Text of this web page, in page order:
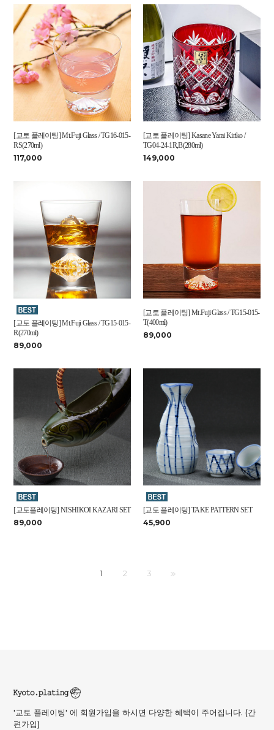
[교토 플레이팅] Mt.Fuji Glass / TG16-015-
RS(270ml)
117,000
[교토 플레이팅] Kasane Yarai Kiriko /
TG04-24-1R,B(280ml)
149,000
[교토 플레이팅] Mt.Fuji Glass / TG15-015-
R(270ml)
89,000
[교토 플레이팅] Mt.Fuji Glass / TG15-015-
T(400ml)
89,000
[교토플레이팅] NISHIKOI KAZARI SET
89,000
[교토 플레이팅] TAKE PATTERN SET
45,900
1 2 3
'교토 플레이팅' 에 회원가입을 하시면 다양한 혜택이 주어집니다. (간
편가입)